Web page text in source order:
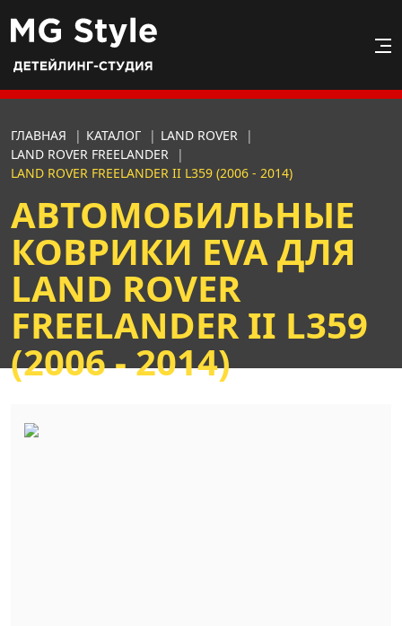
ГЛАВНАЯ | КАТАЛОГ | LAND ROVER
|
LAND ROVER FREELANDER
|
LAND ROVER FREELANDER II L359 (2006 - 2014)
АВТОМОБИЛЬНЫЕ
КОВРИКИ EVA ДЛЯ
LAND ROVER
FREELANDER II L359
(2006 - 2014)